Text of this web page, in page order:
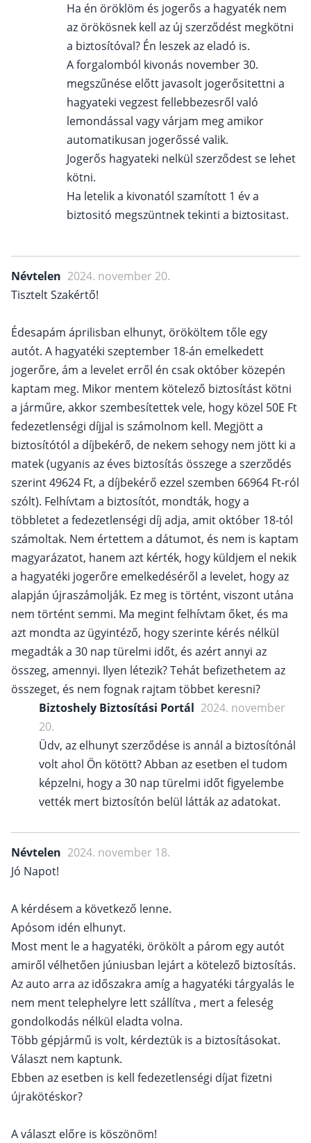
Ha én öröklöm és jogerős a hagyaték nem
az örökösnek kell az új szerződést megkötni
a biztosítóval? Én leszek az eladó is.
A forgalomból kivonás november 30.
megszűnése előtt javasolt jogerősitettni a
hagyateki vegzest fellebbezesről való
lemondással vagy várjam meg amikor
automatikusan jogerőssé valik.
Jogerős hagyateki nelkül szerződest se lehet
kötni.
Ha letelik a kivonatól szamított 1 év a
biztositó megszüntnek tekinti a biztositast.
Névtelen 2024. november 20.
Tisztelt Szakértő!
Édesapám áprilisban elhunyt, örököltem tőle egy
autót. A hagyatéki szeptember 18-án emelkedett
jogerőre, ám a levelet erről én csak október közepén
kaptam meg. Mikor mentem kötelező biztosítást kötni
a járműre, akkor szembesítettek vele, hogy közel 50E Ft
fedezetlenségi díjjal is számolnom kell. Megjött a
biztosítótól a díjbekérő, de nekem sehogy nem jött ki a
matek (ugyanis az éves biztosítás összege a szerződés
szerint 49624 Ft, a díjbekérő ezzel szemben 66964 Ft-ról
szólt). Felhívtam a biztosítót, mondták, hogy a
többletet a fedezetlenségi díj adja, amit október 18-tól
számoltak. Nem értettem a dátumot, és nem is kaptam
magyarázatot, hanem azt kérték, hogy küldjem el nekik
a hagyatéki jogerőre emelkedéséről a levelet, hogy az
alapján újraszámolják. Ez meg is történt, viszont utána
nem történt semmi. Ma megint felhívtam őket, és ma
azt mondta az ügyintéző, hogy szerinte kérés nélkül
megadták a 30 nap türelmi időt, és azért annyi az
összeg, amennyi. Ilyen létezik? Tehát befizethetem az
összeget, és nem fognak rajtam többet keresni?
Biztoshely Biztosítási Portál 2024. november
20.
Üdv, az elhunyt szerződése is annál a biztosítónál
volt ahol Ön kötött? Abban az esetben el tudom
képzelni, hogy a 30 nap türelmi időt figyelembe
vették mert biztosítón belül látták az adatokat.
Névtelen 2024. november 18.
Jó Napot!
A kérdésem a következő lenne.
Apósom idén elhunyt.
Most ment le a hagyatéki, örökölt a párom egy autót
amiről vélhetően júniusban lejárt a kötelező biztosítás.
Az auto arra az időszakra amíg a hagyatéki tárgyalás le
nem ment telephelyre lett szállítva , mert a feleség
gondolkodás nélkül eladta volna.
Több gépjármű is volt, kérdeztük is a biztosításokat.
Választ nem kaptunk.
Ebben az esetben is kell fedezetlenségi díjat fizetni
újrakötéskor?
A választ előre is köszönöm!